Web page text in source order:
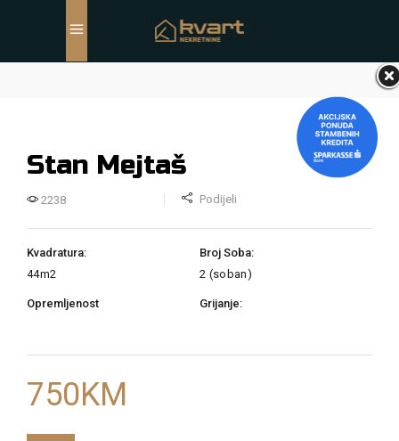
Stan Mejtaš
2238 Podijeli
Kvadratura:
44m2
Broj Soba:
2 (soban)
Opremljenost Grijanje:
750KM